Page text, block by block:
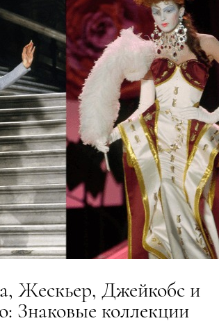
Жескьер, Джейкобс и
Знаковые коллекции